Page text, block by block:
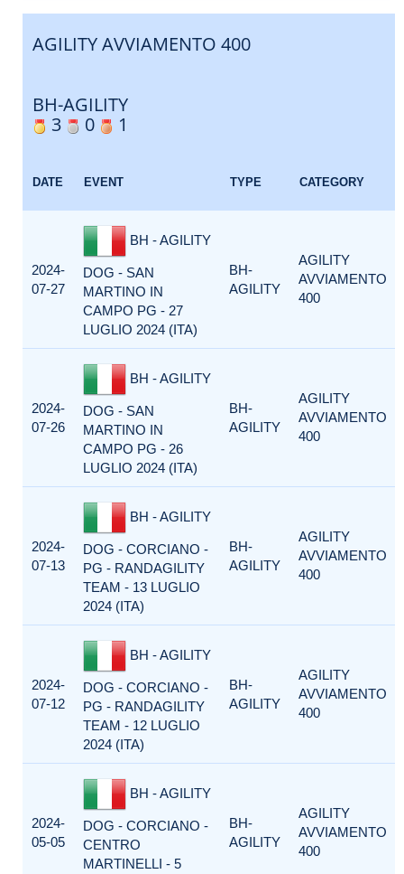
AGILITY AVVIAMENTO 400
BH-AGILITY
3
0 1
DATE EVENT TYPE CATEGORY
2024-
07-27
BH - AGILITY
DOG - SAN
MARTINO IN
CAMPO PG - 27
LUGLIO 2024 (ITA)
BH-
AGILITY
AGILITY
AVVIAMENTO
400
2024-
07-26
BH - AGILITY
DOG - SAN
MARTINO IN
CAMPO PG - 26
LUGLIO 2024 (ITA)
BH-
AGILITY
AGILITY
AVVIAMENTO
400
2024-
07-13
BH - AGILITY
DOG - CORCIANO -
PG - RANDAGILITY
TEAM - 13 LUGLIO
2024 (ITA)
BH-
AGILITY
AGILITY
AVVIAMENTO
400
2024-
07-12
BH - AGILITY
DOG - CORCIANO -
PG - RANDAGILITY
TEAM - 12 LUGLIO
2024 (ITA)
BH-
AGILITY
AGILITY
AVVIAMENTO
400
2024-
05-05
BH - AGILITY
DOG - CORCIANO -
CENTRO
MARTINELLI - 5
BH-
AGILITY
AGILITY
AVVIAMENTO
400